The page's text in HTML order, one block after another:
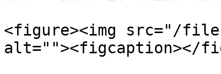
<figure><img src="/files/
alt=""><figcaption></